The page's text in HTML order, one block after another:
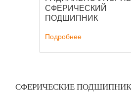
СФЕРИЧЕСКИЙ
ПОДШИПНИК
Подробнее
СФЕРИЧЕСКИЕ